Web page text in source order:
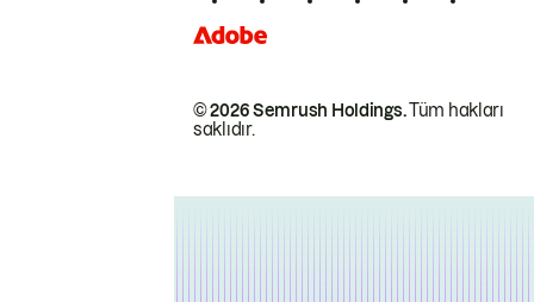
© 2026 Semrush Holdings.Tüm hakları
saklıdır.